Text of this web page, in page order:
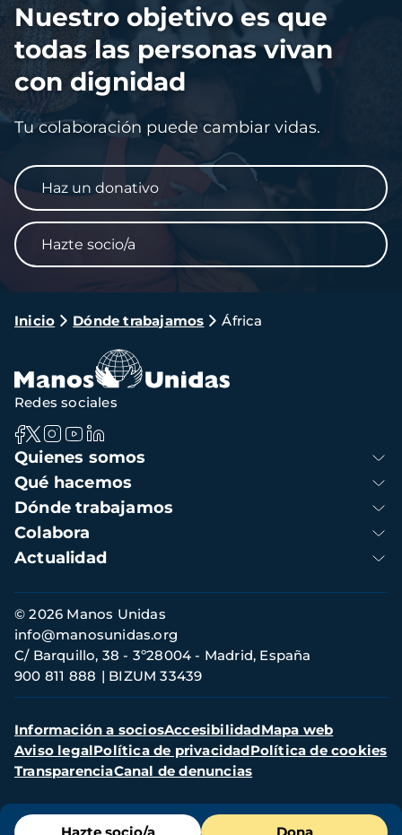
Imagen
Nuestro objetivo es que
todas las personas vivan
con dignidad
Tu colaboración puede cambiar vidas.
Haz un donativo
Hazte socio/a
Ruta
navegación
Inicio Dónde trabajamos África
Menú
Navegación
principal
Quienes somos
Qué hacemos
Dónde trabajamos
Colabora
Actualidad
Redes sociales
Información
de
contacto
© 2026 Manos Unidas
C/ Barquillo, 38 - 3º28004 - Madrid, España
900 811 888
BIZUM 33439
info@manosunidas.org
Menú
secundario
Información a sociosAccesibilidadMapa web
Aviso legalPolítica de privacidadPolítica de cookies
TransparenciaCanal de denuncias